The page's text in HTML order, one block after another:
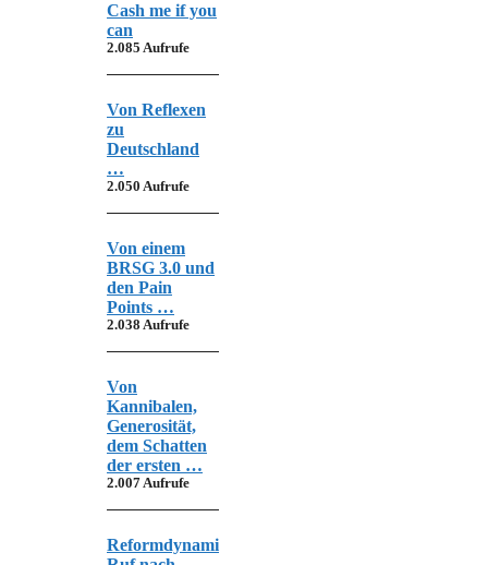
Cash me if you
can
2.085 Aufrufe
Von Reflexen
zu
Deutschland
…
2.050 Aufrufe
Von einem
BRSG 3.0 und
den Pain
Points …
2.038 Aufrufe
Von
Kannibalen,
Generosität,
dem Schatten
der ersten …
2.007 Aufrufe
Reformdynamik,